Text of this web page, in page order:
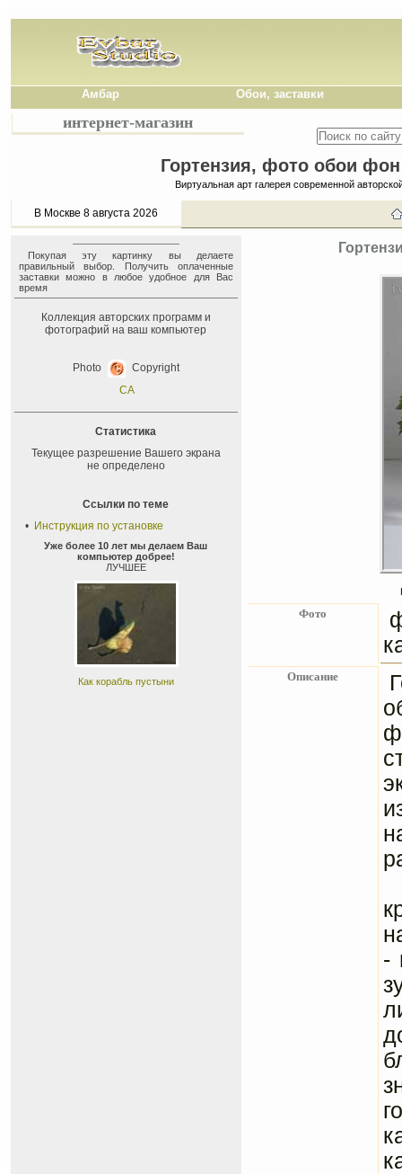
Амбар Обои, заставки
интернет-магазин
Гортензия, фото обои фон
Виртуальная арт галерея современной
В Москве 8 августа 2026
Покупая эту картинку вы делаете
правильный выбор. Получить оплаченные
заставки можно в любое удобное для Вас
время
Коллекция авторских программ и
фотографий на ваш компьютер
Photo
Copyright
СА
Статистика
Текущее разрешение Вашего экрана
не определено
Ссылки по теме
• Инструкция по установке
Уже более 10 лет мы делаем Ваш
компьютер добрее!
ЛУЧШЕЕ
Как корабль пустыни
Фото
Описание
-